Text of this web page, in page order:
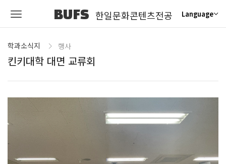
BUFS 한일문화콘텐츠전공 Language
학과소식지 행사
킨키대학 대면 교류회